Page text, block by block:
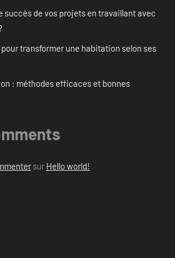
succès de vos projets en travaillant avec
transformer une habitation selon ses
: méthodes efficaces et bonnes
sur Hello world!